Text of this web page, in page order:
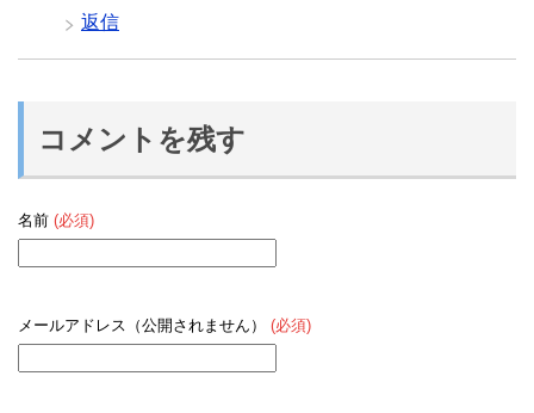
返信
コメントを残す
名前 (必須)
メールアドレス（公開されません） (必須)